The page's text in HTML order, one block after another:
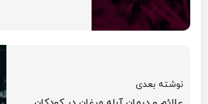
نوشته بعدی